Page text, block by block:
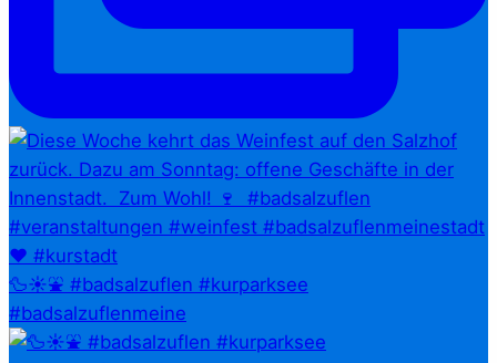
🦆☀️⛲ #badsalzuflen #kurparksee
#badsalzuflenmeine